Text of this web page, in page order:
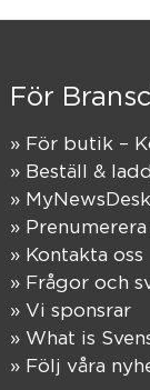
För
» För butik –
» Beställ &
» MyNewsDesk
»
» Kontakta oss
» Frågor och
» Vi sponsrar
» What is
» Följ våra